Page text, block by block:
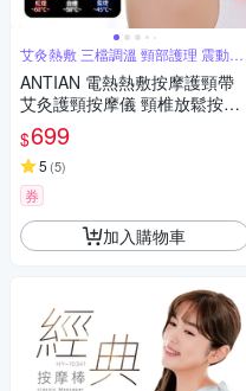
艾灸熱敷 三檔調溫 頸部護理 震動按
摩
ANTIAN 電熱熱敷按摩護頸帶
艾灸護頸按摩儀 頸椎放鬆按摩
器 護脖保暖神器
$699
5 (5)
券
加入購物車